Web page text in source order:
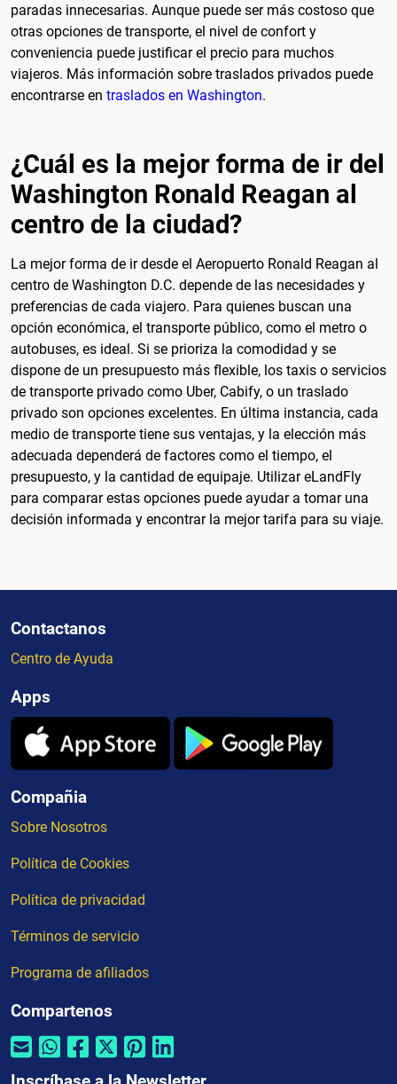
paradas innecesarias. Aunque puede ser más costoso que
otras opciones de transporte, el nivel de confort y
conveniencia puede justificar el precio para muchos
viajeros. Más información sobre traslados privados puede
encontrarse en traslados en Washington.
¿Cuál es la mejor forma de ir del
Washington Ronald Reagan al
centro de la ciudad?
La mejor forma de ir desde el Aeropuerto Ronald Reagan al
centro de Washington D.C. depende de las necesidades y
preferencias de cada viajero. Para quienes buscan una
opción económica, el transporte público, como el metro o
autobuses, es ideal. Si se prioriza la comodidad y se
dispone de un presupuesto más flexible, los taxis o servicios
de transporte privado como Uber, Cabify, o un traslado
privado son opciones excelentes. En última instancia, cada
medio de transporte tiene sus ventajas, y la elección más
adecuada dependerá de factores como el tiempo, el
presupuesto, y la cantidad de equipaje. Utilizar eLandFly
para comparar estas opciones puede ayudar a tomar una
decisión informada y encontrar la mejor tarifa para su viaje.
Contactanos
Centro de Ayuda
Apps
Compañia
Sobre Nosotros
Política de Cookies
Política de privacidad
Términos de servicio
Programa de afiliados
Compartenos